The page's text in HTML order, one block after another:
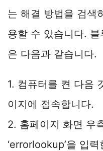
는 해결 방법을 검색
용할 수 있습니다.
은 다음과 같습니다.
1. 컴퓨터를 켠 다음
이지에 접속합니다.
2. 홈페이지 화면 우
‘errorlookup’을 입